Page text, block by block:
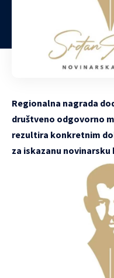
Regionalna nagrada
društveno odgovorno
rezultira konkretnim
za iskazanu novinarsku